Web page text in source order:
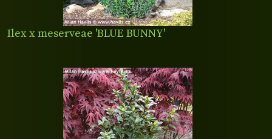
Ilex x meserveae 'BLUE BUNNY'